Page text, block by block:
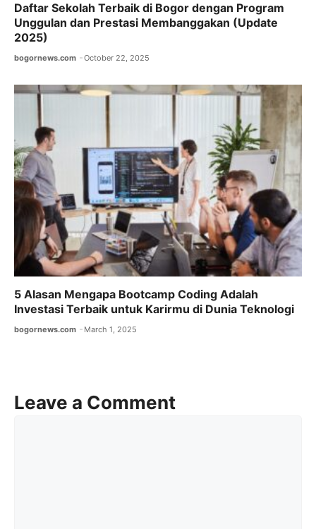
Daftar Sekolah Terbaik di Bogor dengan Program
Unggulan dan Prestasi Membanggakan (Update
2025)
bogornews.com October 22, 2025
5 Alasan Mengapa Bootcamp Coding Adalah
Investasi Terbaik untuk Karirmu di Dunia Teknologi
bogornews.com March 1, 2025
Leave a Comment